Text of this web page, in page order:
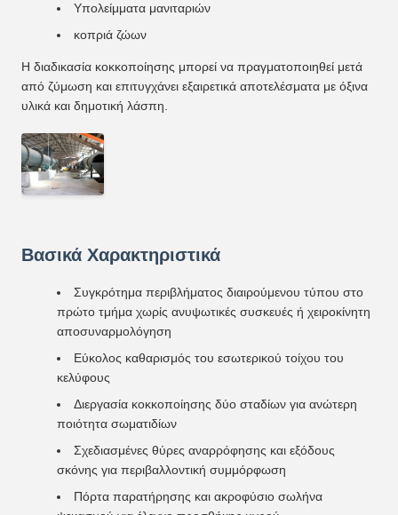
Υπολείμματα μανιταριών
κοπριά ζώων
Η διαδικασία κοκκοποίησης μπορεί να πραγματοποιηθεί μετά
από ζύμωση και επιτυγχάνει εξαιρετικά αποτελέσματα με όξινα
υλικά και δημοτική λάσπη.
Βασικά Χαρακτηριστικά
Συγκρότημα περιβλήματος διαιρούμενου τύπου στο
πρώτο τμήμα χωρίς ανυψωτικές συσκευές ή χειροκίνητη
αποσυναρμολόγηση
Εύκολος καθαρισμός του εσωτερικού τοίχου του
κελύφους
Διεργασία κοκκοποίησης δύο σταδίων για ανώτερη
ποιότητα σωματιδίων
Σχεδιασμένες θύρες αναρρόφησης και εξόδους
σκόνης για περιβαλλοντική συμμόρφωση
Πόρτα παρατήρησης και ακροφύσιο σωλήνα